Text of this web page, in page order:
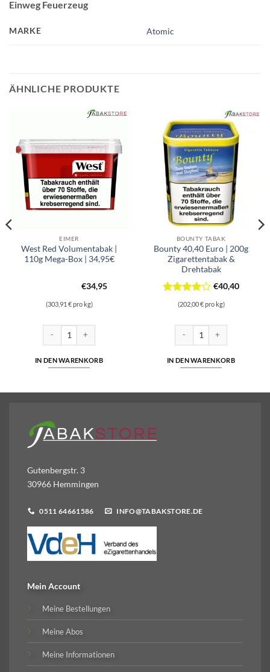
Einweg Feuerzeug
MARKE Atomic
ÄHNLICHE PRODUKTE
EIMER
West Red Volumentabak |
110g Mega-Box | 34,95€
€34,95
(303,91 € pro kg)
IN DEN WARENKORB
BOUNTY TABAK
Bounty 40,40 Euro | 200g
Zigarettentabak &
Drehtabak
Bewertet
mit
€40,40
(202,00 € pro kg)
IN DEN WARENKORB
Gutenbergstr. 3
30966 Hemmingen
0511 64661586 INFO@TABAKSTORE.DE
Mein Account
Meine Bestellungen
Meine Abos
Meine Informationen